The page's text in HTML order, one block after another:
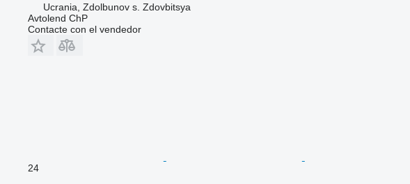
Ucrania, Zdolbunov s. Zdovbitsya
Avtolend ChP
Contacte con el vendedor
24